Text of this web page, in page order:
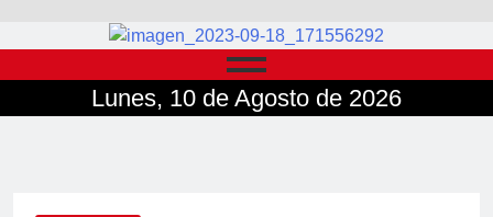
Lunes, 10 de Agosto de 2026